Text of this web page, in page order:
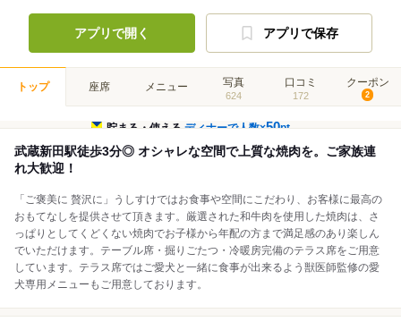
アプリで開く アプリで保存
トップ 座席 メニュー 写真
624
口コミ
172
クーポン
2
貯まる・使えるディナーで人数×50pt
武蔵新田駅徒歩3分◎ オシャレな空間で上質な焼肉を。ご家族連
れ大歓迎！
「ご褒美に 贅沢に」うしすけではお食事や空間にこだわり、お客様に最高の
おもてなしを提供させて頂きます。厳選された和牛肉を使用した焼肉は、さ
っぱりとしてくどくない焼肉でお子様から年配の方まで満足感のあり楽しん
でいただけます。テーブル席・掘りごたつ・冷暖房完備のテラス席をご用意
しています。テラス席ではご愛犬と一緒に食事が出来るよう獣医師監修の愛
犬専用メニューもご用意しております。